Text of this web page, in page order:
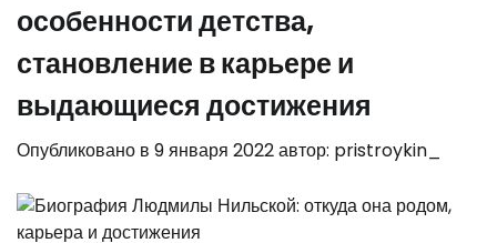
особенности детства,
становление в карьере и
выдающиеся достижения
Опубликовано в 9 января 2022автор: pristroykin_